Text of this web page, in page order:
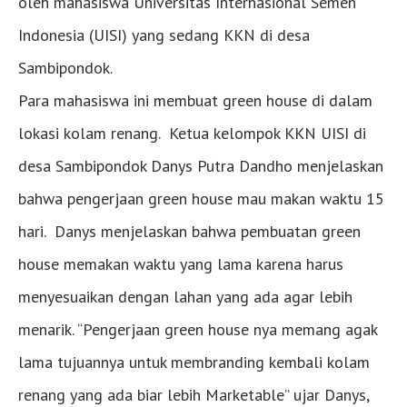
Indonesia (UISI) yang sedang KKN di desa
Sambipondok.
Para mahasiswa ini membuat green house di dalam
lokasi kolam renang. Ketua kelompok KKN UISI di
desa Sambipondok Danys Putra Dandho menjelaskan
bahwa pengerjaan green house mau makan waktu 15
hari. Danys menjelaskan bahwa pembuatan green
house memakan waktu yang lama karena harus
menyesuaikan dengan lahan yang ada agar lebih
menarik. “Pengerjaan green house nya memang agak
lama tujuannya untuk membranding kembali kolam
renang yang ada biar lebih Marketable” ujar Danys,